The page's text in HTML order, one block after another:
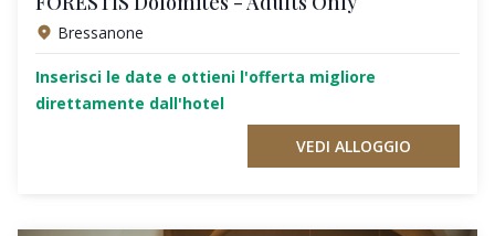
Bressanone
Inserisci le date e ottieni l'offerta migliore
direttamente dall'hotel
VEDI ALLOGGIO